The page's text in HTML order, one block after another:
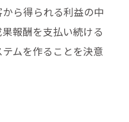
ら得られる利益の中
報酬を支払い続ける
ムを作ることを決意